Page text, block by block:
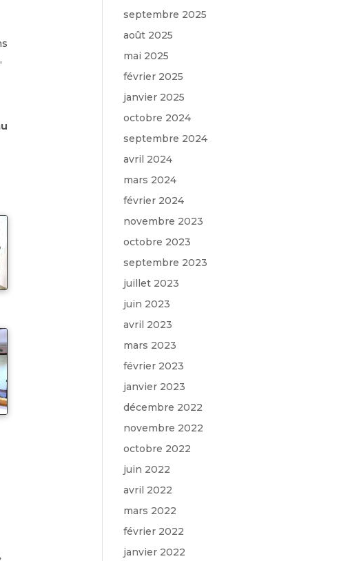
septembre 2025
août 2025
mai 2025
février 2025
janvier 2025
octobre 2024
septembre 2024
avril 2024
mars 2024
février 2024
novembre 2023
octobre 2023
septembre 2023
juillet 2023
juin 2023
avril 2023
mars 2023
février 2023
janvier 2023
décembre 2022
novembre 2022
octobre 2022
juin 2022
avril 2022
mars 2022
février 2022
janvier 2022